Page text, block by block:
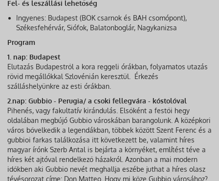
Fel- és leszállási lehetőség
Ingyenes: Budapest (BOK csarnok és BAH csomópont),
Székesfehérvár, Siófok, Balatonboglár, Nagykanizsa
Program
1. nap: Budapest
Elutazás Budapestről a kora reggeli órákban, folyamatos utazás
rövid megállókkal Szlovénián keresztül. Érkezés
szálláshelyünkre az esti órákban.
2.nap: Gubbio - Perugia/ a csoki fellegvára - kóstolóval
Pihenés, vagy fakultatív kirándulás. Elsőként a festői hegy
oldalában megbújó Gubbio városkában barangolunk. A középkori
város bővelkedik a legendákban, többek között Szent Ferenc és a
gubbioi farkas találkozása itt következett be, valamint híres
magyar írónk Szerb Antal is bejárta a környéket, említést téve a
híres két ajtóval rendelkező házakról. Azonban a mai modern
időkben aki Gubbio nevét meghallja eszébe juthat a híres olasz
tévésorozat címe: Don Matteo. Hogy mi köze Gubbio városához?